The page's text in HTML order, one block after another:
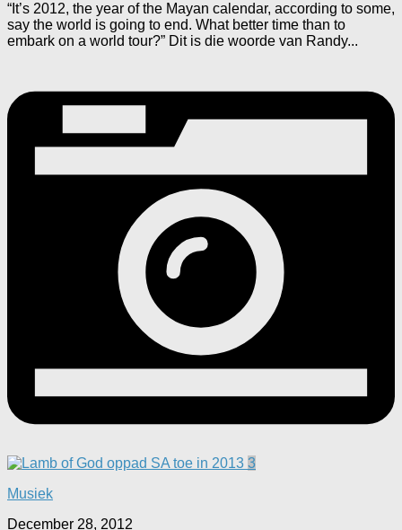
“It’s 2012, the year of the Mayan calendar, according to some,
say the world is going to end. What better time than to
embark on a world tour?” Dit is die woorde van Randy...
3
Musiek
December 28, 2012